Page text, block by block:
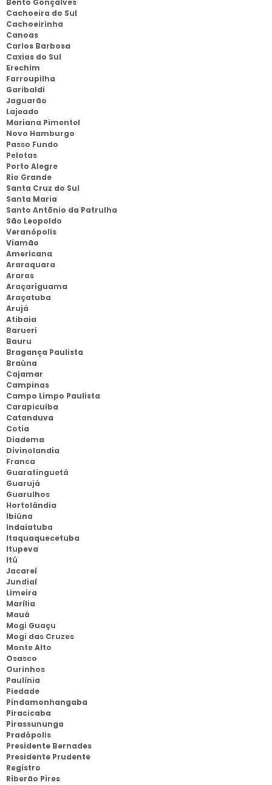
Bento Gonçalves
Cachoeira do Sul
Cachoeirinha
Canoas
Carlos Barbosa
Caxias do Sul
Erechim
Farroupilha
Garibaldi
Jaguarão
Lajeado
Mariana Pimentel
Novo Hamburgo
Passo Fundo
Pelotas
Porto Alegre
Rio Grande
Santa Cruz do Sul
Santa Maria
Santo Antônio da Patrulha
São Leopoldo
Veranópolis
Viamão
Americana
Araraquara
Araras
Araçariguama
Araçatuba
Arujá
Atibaia
Barueri
Bauru
Bragança Paulista
Braúna
Cajamar
Campinas
Campo Limpo Paulista
Carapicuíba
Catanduva
Cotia
Diadema
Divinolandia
Franca
Guaratinguetá
Guarujá
Guarulhos
Hortolândia
Ibiúna
Indaiatuba
Itaquaquecetuba
Itupeva
Itú
Jacareí
Jundiaí
Limeira
Marília
Mauá
Mogi Guaçu
Mogi das Cruzes
Monte Alto
Osasco
Ourinhos
Paulínia
Piedade
Pindamonhangaba
Piracicaba
Pirassununga
Pradópolis
Presidente Bernades
Presidente Prudente
Registro
Riberão Pires